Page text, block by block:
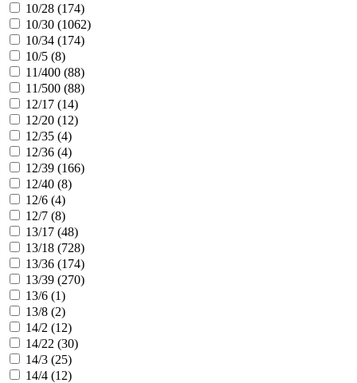
10/28 (174)
10/30 (1062)
10/34 (174)
10/5 (8)
11/400 (88)
11/500 (88)
12/17 (14)
12/20 (12)
12/35 (4)
12/36 (4)
12/39 (166)
12/40 (8)
12/6 (4)
12/7 (8)
13/17 (48)
13/18 (728)
13/36 (174)
13/39 (270)
13/6 (1)
13/8 (2)
14/2 (12)
14/22 (30)
14/3 (25)
14/4 (12)